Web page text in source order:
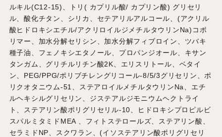
ルキル(C12-15)、トリ( カプリル酸/ カプリン酸) グリセリ
ル、酸化チタン、シリカ、セテアリルアルコール、(アクリル
酸ヒドロキシエチル/アクリロイルジメチルタウリンNa)コポ
リマー、加水分解セリシン、加水分解フィブロイン、ツバキ
種子油、フェノキシエタノール、プロパンジオール、キサン
タンガム、グリチルリチン酸2K、エリスリトール、ベタイ
ン、PEG/PPG/ポリブチレングリコール-8/5/3グリセリン、ポ
リクオタニウム-51、ステアロイルメチルタウリンNa、エチ
ルヘキシルグリセリン、ジステアルジモニウムヘクトライ
ト、ステアリン酸ポリグリセリル-10、ヒドロキシプロピルビ
スパルミタミドMEA 、フィトステロールズ、ステアリン酸、
セラミドNP、スクワラン、(イソステアリン酸ポリグリセリ